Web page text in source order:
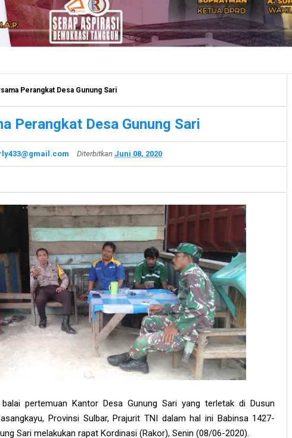
Perangkat Desa Gunung Sari
Perangkat Desa Gunung Sari
Diterbitkan Juni 08, 2020
pertemuan Kantor Desa Gunung Sari yang terletak di Dusun
Provinsi Sulbar, Prajurit TNI dalam hal ini Babinsa 1427-
Sari melakukan rapat Kordinasi (Rakor), Senin (08/06-2020).